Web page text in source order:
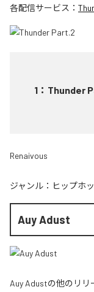
各配信サービス：
1 ： Thunder
Renaivous
ジャンル： ヒップホ
Auy Adust
Auy Adustの他のリリ